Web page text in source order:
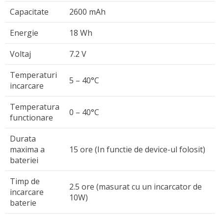
Capacitate
2600 mAh
Energie
18 Wh
Voltaj
7.2 V
Temperaturi
incarcare
5 – 40°C
Temperatura
functionare
0 – 40°C
Durata
maxima a
bateriei
15 ore (In functie de device-ul folosit)
Timp de
incarcare
baterie
2.5 ore (masurat cu un incarcator de
10W)